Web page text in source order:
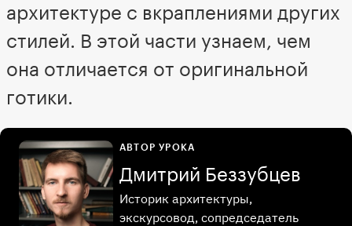
архитектуре с вкраплениями других
стилей. В этой части узнаем, чем
она отличается от оригинальной
готики.
АВТОР УРОКА
Дмитрий Беззубцев
Историк архитектуры,
экскурсовод, сопредседатель